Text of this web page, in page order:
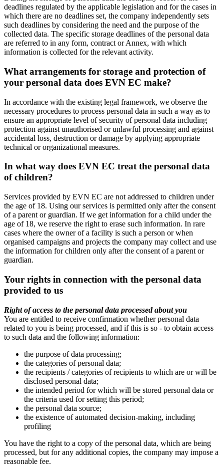
deadlines regulated by the applicable legislation and for the cases in
which there are no deadlines set, the company independently sets
such deadlines by considering the need and the purpose of the
collected data. The specific storage deadlines of the personal data
are referred to in any form, contract or Annex, with which
information is collected for the relevant activity.
What arrangements for storage and protection of
your personal data does EVN EC make?
In accordance with the existing legal framework, we observe the
necessary procedures to process personal data in such a way as to
ensure an appropriate level of security of personal data including
protection against unauthorised or unlawful processing and against
accidental loss, destruction or damage by applying appropriate
technical or organizational measures.
In what way does EVN EC treat the personal data
of children?
Services provided by EVN EC are not addressed to children under
the age of 18. Using our services is permitted only after the consent
of a parent or guardian. If we get information for a child under the
age of 18, we reserve the right to erase such information. In rare
cases where the owner of a facility is such a person or when
organised campaigns and projects the company may collect and use
the information for children only after the consent of a parent or
guardian.
Your rights in connection with the personal data
provided to us
Right of access to the personal data processed about you
You are entitled to receive confirmation whether personal data
related to you is being processed, and if this is so - to obtain access
to such data and the following information:
the purpose of data processing;
the categories of personal data;
the recipients / categories of recipients to which are or will be
disclosed personal data;
the intended period for which will be stored personal data or
the criteria used for setting this period;
the personal data source;
the existence of automated decision-making, including
profiling
You have the right to a copy of the personal data, which are being
processed, but for any additional copies, the company may impose a
reasonable fee.